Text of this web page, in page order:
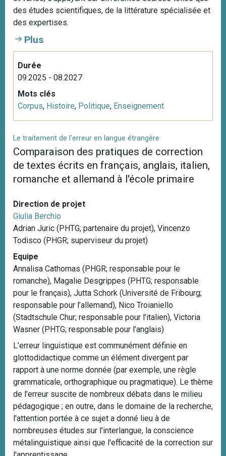
des études scientifiques, de la littérature spécialisée et
des expertises.
Plus
Durée
09.2025 - 08.2027
Mots clés
Corpus, Histoire, Politique, Enseignement
Le traitement de l'erreur en langue étrangère
Comparaison des pratiques de correction
de textes écrits en français, anglais, italien,
romanche et allemand à l'école primaire
Direction de projet
Giulia Berchio
Adrian Juric (PHTG; partenaire du projet), Vincenzo
Todisco (PHGR; superviseur du projet)
Equipe
Annalisa Cathomas (PHGR; responsable pour le
romanche), Magalie Desgrippes (PHTG; responsable
pour le français), Jutta Schork (Université de Fribourg;
responsable pour l’allemand), Nico Troianiello
(Stadtschule Chur; responsable pour l’italien), Victoria
Wasner (PHTG; responsable pour l’anglais)
L’erreur linguistique est communément définie en
glottodidactique comme un élément divergent par
rapport à une norme donnée (par exemple, une règle
grammaticale, orthographique ou pragmatique). Le thème
de l'erreur suscite de nombreux débats dans le milieu
pédagogique ; en outre, dans le domaine de la recherche,
l'attention portée à ce sujet a donné lieu à de
nombreuses études sur l'interlangue, la conscience
métalinguistique ainsi que l'efficacité de la correction sur